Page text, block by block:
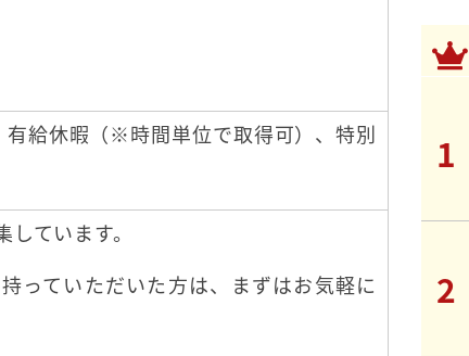
給休暇（※時間単位で取得可）、特別
ています。
っていただいた方は、まずはお気軽に